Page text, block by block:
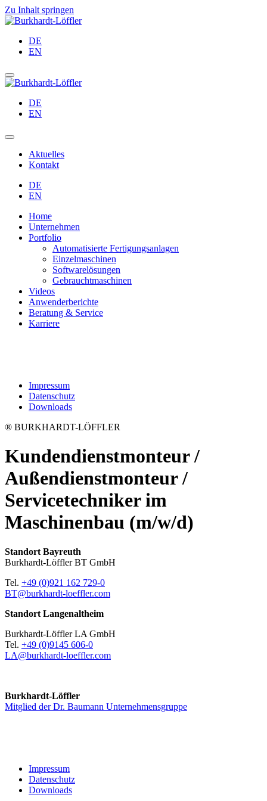
Zu Inhalt springen
Main
Navigation
DE
EN
DE
EN
Aktuelles
Kontakt
DE
EN
Home
Unternehmen
Portfolio
Automatisierte Fertigungsanlagen
Einzelmaschinen
Softwarelösungen
Gebrauchtmaschinen
Videos
Anwenderberichte
Beratung & Service
Karriere
Impressum
Datenschutz
Downloads
® BURKHARDT-LÖFFLER
Kundendienstmonteur /
Außendienstmonteur /
Servicetechniker im
Maschinenbau (m⁠/⁠w⁠/⁠d)
Standort Bayreuth
Burkhardt-Löffler BT GmbH
Tel. +49 (0)921 162 729-0
BT@burkhardt-loeffler.com
Standort Langenaltheim
Burkhardt-Löffler LA GmbH
Tel. +49 (0)9145 606-0
LA@burkhardt-loeffler.com
Burkhardt-Löffler
Mitglied der Dr. Baumann Unternehmensgruppe
Impressum
Datenschutz
Downloads